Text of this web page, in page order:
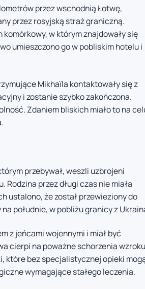
przez wschodnią Łotwę,
przez rosyjską straż graniczną.
w którym znajdowały się
umieszczono go w pobliskim hotelu i
Mikhaïla kontaktowały się z
i zostanie szybko zakończona.
Zdaniem bliskich miało to na
przebywał, weszli uzbrojeni
przez długi czas nie miała
ustalono, że został przewieziony do
południe, w pobliżu granicy z
z jeńcami wojennymi i miał być
cierpi na poważne schorzenia
które bez specjalistycznej opieki
wymagające stałego leczenia.